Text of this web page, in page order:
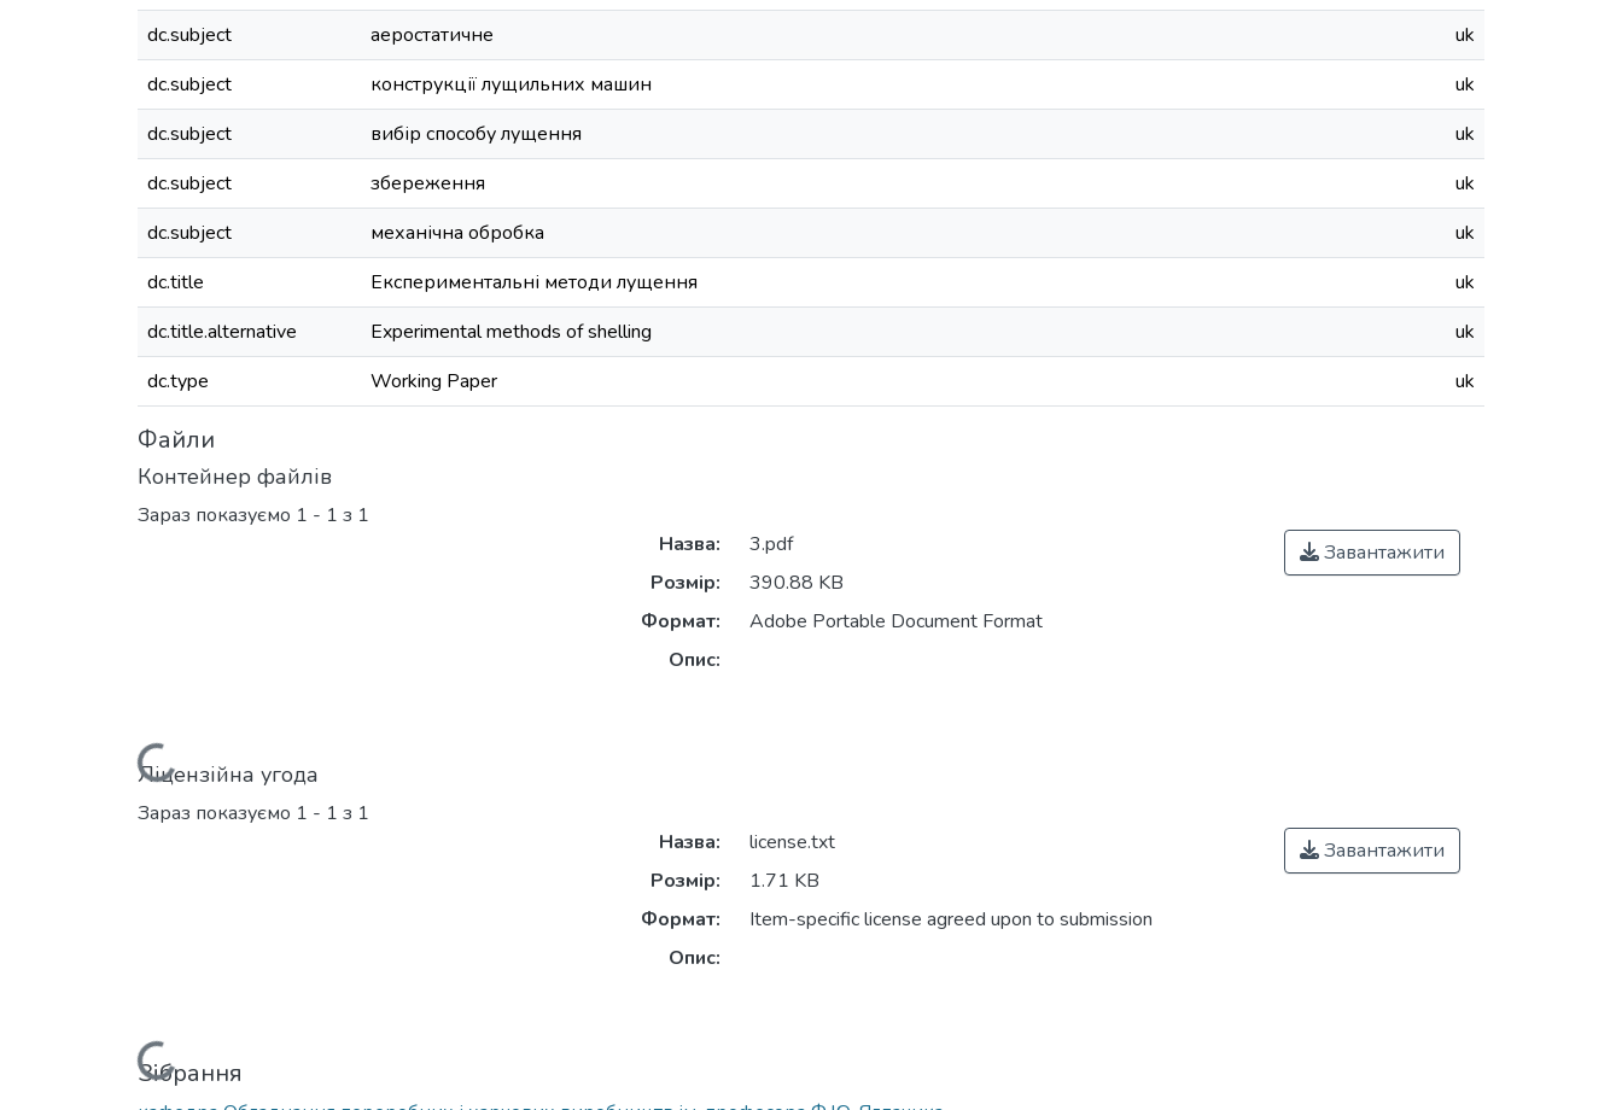
dc.subject
аеростатичне
uk
dc.subject
конструкції лущильних машин
uk
dc.subject
вибір способу лущення
uk
dc.subject
збереження
uk
dc.subject
механічна обробка
uk
dc.title
Експериментальні методи лущення
uk
dc.title.alternative
Experimental methods of shelling
uk
dc.type
Working Paper uk
Файли
Контейнер файлів
Зараз показуємо 1 - 1 з 1
Вантажиться...
Назва:
3.pdf
Розмір:
390.88 KB
Формат:
Adobe Portable Document Format
Опис:
Завантажити
Ліцензійна угода
Зараз показуємо 1 - 1 з 1
Вантажиться...
Назва:
license.txt
Розмір:
1.71 KB
Формат:
Item-specific license agreed upon to submission
Опис:
Завантажити
Зібрання